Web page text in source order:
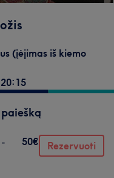
(įėjimas iš kiemo
50€ Rezervuoti